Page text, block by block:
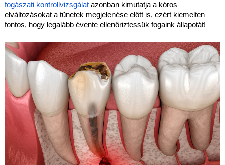
fogászati kontrollvizsgálatazonban kimutatja a kóros
elváltozásokat a tünetek megjelenése előtt is, ezért kiemelten
fontos, hogy legalább évente ellenőriztessük fogaink állapotát!